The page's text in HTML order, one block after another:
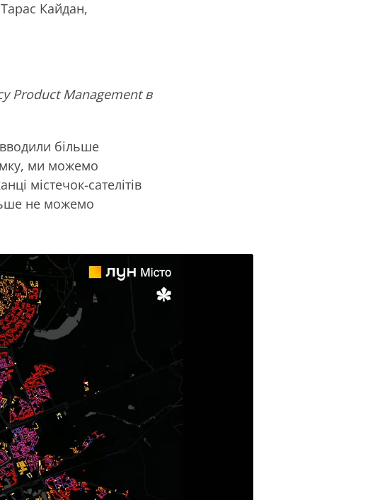
Кайдан,
Product Management в
вводили більше
ми можемо
містечок-сателітів
не можемо